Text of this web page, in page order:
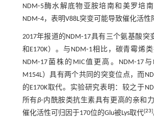
NDM⁃5酶水解底物亚胺培南和美罗培
NDM⁃4，表明V88L突变可能导致催化活性
2017年报道的NDM⁃17具有三个氨基酸突
和E170K）。与NDM⁃1相比，碳青霉烯
NDM⁃17菌株的MIC值更高。NDM⁃17与
M154L）具有两个共同的突变位点，而
的E170K取代。实验研究表明：较之于
所有 β⁃内酰胺类抗生素具有更高的亲和
催化活性可归因于170位的Glu被Lys取代[23]